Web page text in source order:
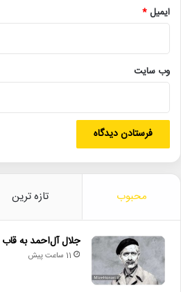
• عیادت از ایرج؛ تجلیل از دهه‌ها فعالیت
• پیام وزیر فرهنگ به مناسبت روز خبرنگار
محمد حمیدی مقدم
مرکز گسترش سینمای مستند،
هجدهمین جشنواره بین‌المللی فیلم
ایمیل*
وب‌ سایت
محبوب تازه ترین
جلال آل‌احمد به قاب
11 ساعت پیش